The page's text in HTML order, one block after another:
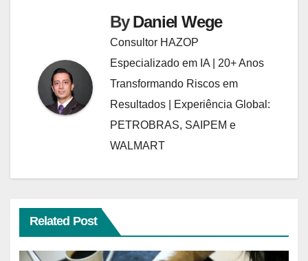
ByDaniel Wege
Consultor HAZOP
Especializado em IA | 20+ Anos
Transformando Riscos em
Resultados | Experiência Global:
PETROBRAS, SAIPEM e
WALMART
Related Post